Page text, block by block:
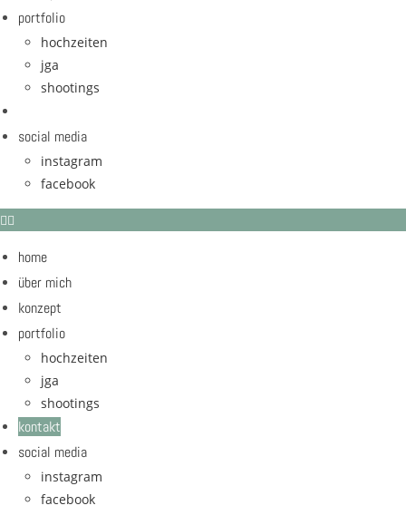
portfolio
hochzeiten
jga
shootings
social media
instagram
facebook
home
über mich
konzept
portfolio
hochzeiten
jga
shootings
kontakt
social media
instagram
facebook